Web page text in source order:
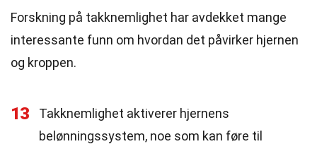
Forskning på takknemlighet har avdekket mange
interessante funn om hvordan det påvirker hjernen
og kroppen.
13
Takknemlighet aktiverer hjernens
belønningssystem, noe som kan føre til